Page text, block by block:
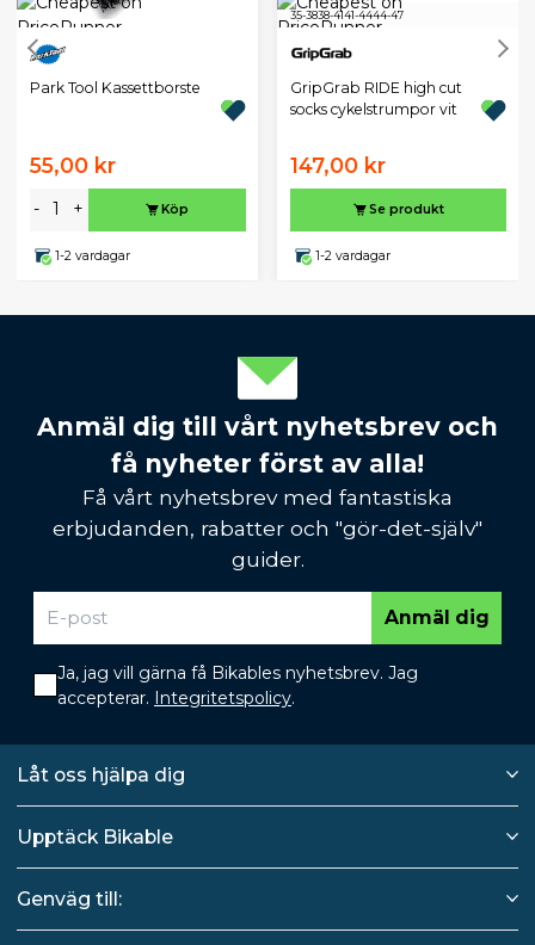
Park Tool Kassettborste
55,00 kr
- + Köp
1-2 vardagar
35-3838-4141-4444-47
GripGrab RIDE high cut
socks cykelstrumpor vit
147,00 kr
Se produkt
1-2 vardagar
Anmäl dig till vårt nyhetsbrev och
få nyheter först av alla!
Få vårt nyhetsbrev med fantastiska
erbjudanden, rabatter och "gör-det-själv"
guider.
Anmäl dig
Ja, jag vill gärna få Bikables nyhetsbrev. Jag
accepterar. Integritetspolicy.
Låt oss hjälpa dig
Upptäck Bikable
Genväg till: